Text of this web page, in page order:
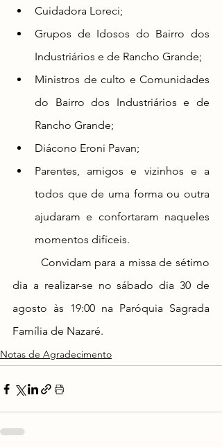
Cuidadora Loreci;
Grupos de Idosos do Bairro dos
Industriários e de Rancho Grande;
Ministros de culto e Comunidades
do Bairro dos Industriários e de
Rancho Grande;
Diácono Eroni Pavan;
Parentes, amigos e vizinhos e a
todos que de uma forma ou outra
ajudaram e confortaram naqueles
momentos difíceis.
dia a realizar-se no sábado dia 30 de
agosto às 19:00 na Paróquia Sagrada
Família de Nazaré.
Notas de Agradecimento